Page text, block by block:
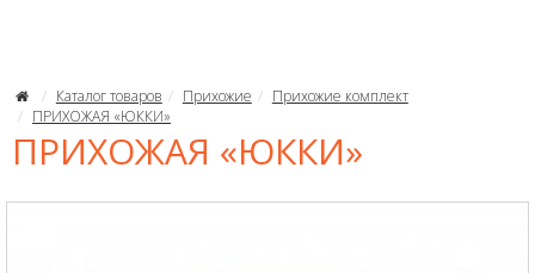
Каталог товаров Прихожие
Прихожие комплект
ПРИХОЖАЯ «ЮККИ»
ПРИХОЖАЯ «ЮККИ»